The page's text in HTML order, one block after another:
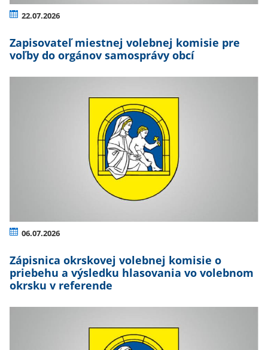
22.07.2026
Zapisovateľ miestnej volebnej komisie pre
voľby do orgánov samosprávy obcí
06.07.2026
Zápisnica okrskovej volebnej komisie o
priebehu a výsledku hlasovania vo volebnom
okrsku v referende